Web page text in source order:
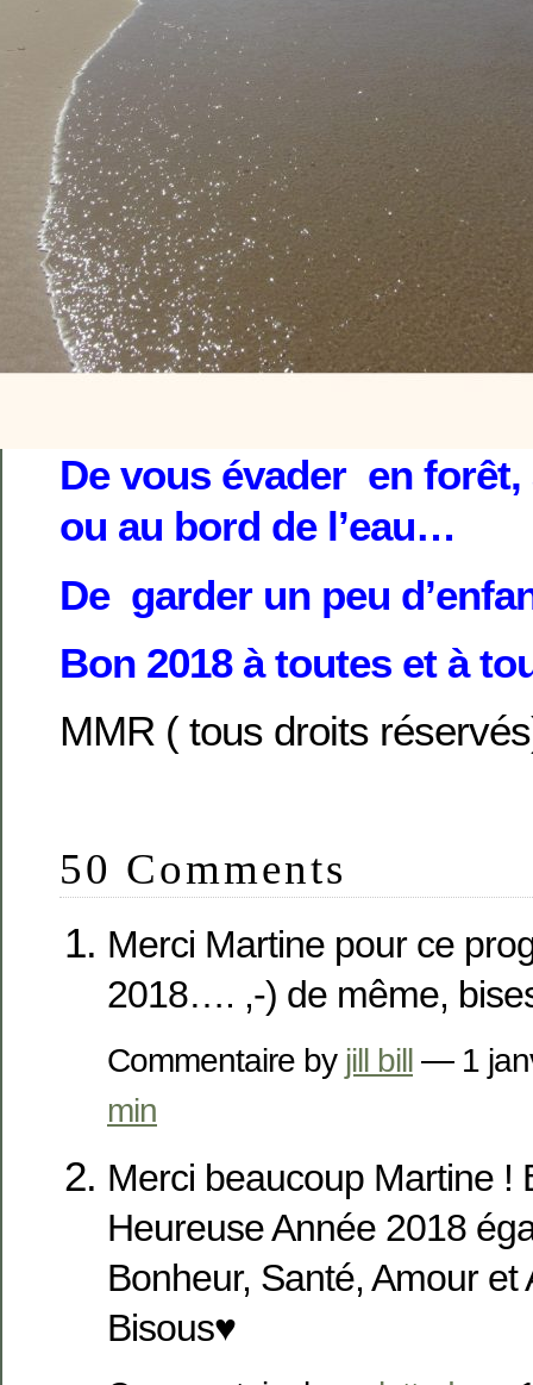
De vous évader en forêt,
ou au bord de l’eau…
De garder un peu
Bon 2018 à toutes et à
MMR ( tous droits
50 Comments
Merci Martine pour ce
2018…. ,-) de même,
Commentaire by jill bill — 1
min
Merci beaucoup Martine !
Heureuse Année 2018
Bonheur, Santé, Amour et
Bisous♥